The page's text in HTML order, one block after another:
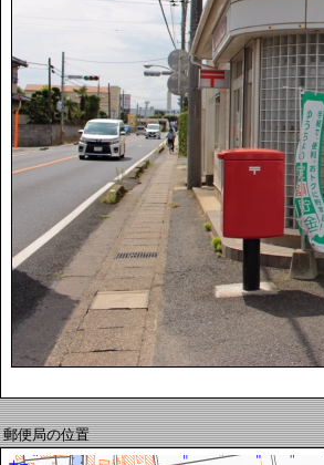
郵便局の位置